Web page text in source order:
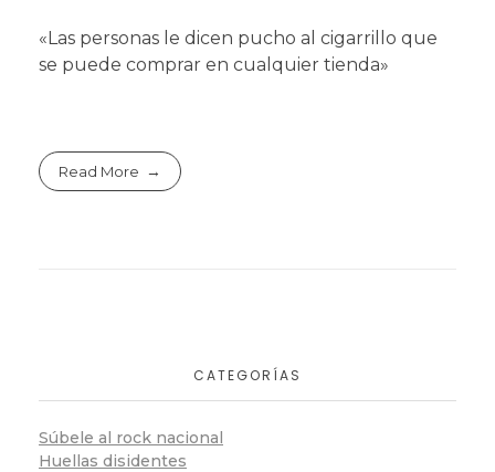
«Las personas le dicen pucho al cigarrillo que
se puede comprar en cualquier tienda»
Read More
CATEGORÍAS
Súbele al rock nacional
Huellas disidentes